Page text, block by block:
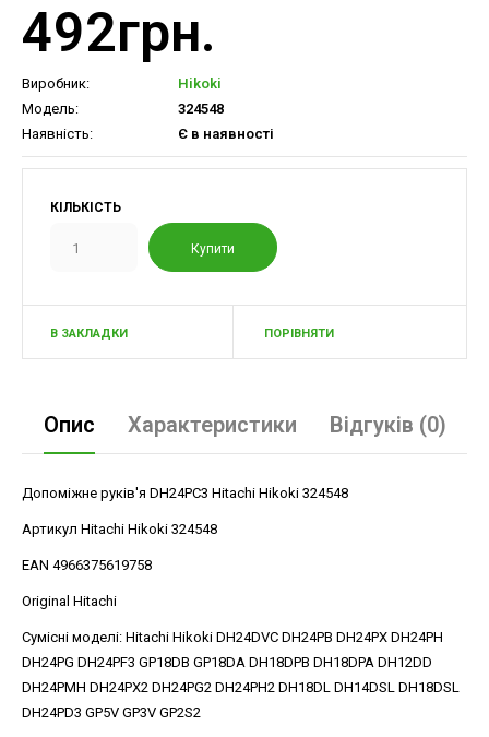
492грн.
Виробник:
Hikoki
Модель:
324548
Наявність:
Є в наявності
КІЛЬКІСТЬ
В ЗАКЛАДКИ ПОРІВНЯТИ
Опис Характеристики Відгуків (0)
Допоміжне руків'я DH24PC3 Hitachi Hikoki 324548
Артикул Hitachi Hikoki 324548
EAN 4966375619758
Original Hitachi
Сумісні моделі: Hitachi Hikoki DH24DVC DH24PB DH24PX DH24PH
DH24PG DH24PF3 GP18DB GP18DA DH18DPB DH18DPA DH12DD
DH24PMH DH24PX2 DH24PG2 DH24PH2 DH18DL DH14DSL DH18DSL
DH24PD3 GP5V GP3V GP2S2